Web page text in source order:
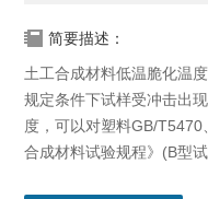
简要描述：
土工合成材料低温脆化温
规定条件下试样受冲击出
度，可以对塑料GB/
合成材料试验规程》(B型